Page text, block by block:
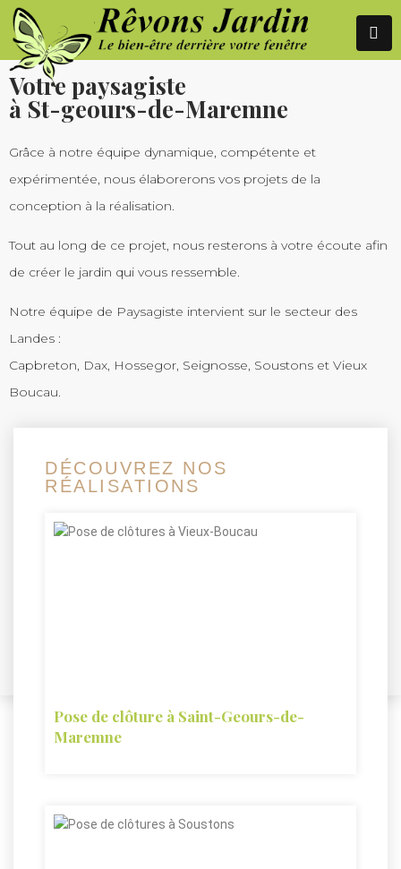
NOS RÉALISATIONS
Votre paysagiste
à St-geours-de-Maremne
Grâce à notre équipe dynamique, compétente et
expérimentée, nous élaborerons vos projets de la
conception à la réalisation.
Tout au long de ce projet, nous resterons à votre écoute afin
de créer le jardin qui vous ressemble.
Notre équipe de Paysagiste intervient sur le secteur des
Landes :
Capbreton, Dax, Hossegor, Seignosse, Soustons et Vieux
Boucau.
DÉCOUVREZ NOS
RÉALISATIONS
Pose de clôture à Saint-Geours-de-
Maremne